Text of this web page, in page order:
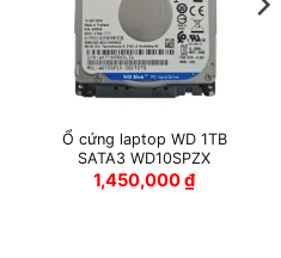
Ổ cứng laptop WD 1TB
SATA3 WD10SPZX
1,450,000₫